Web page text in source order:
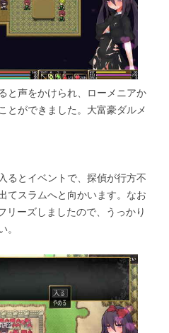
と声をかけられ、ローメニアか
とができました。大富豪ダルメ
るとイベントで、探偵が行方不
てスラムへと向かいます。なお
リーズしましたので、うっかり